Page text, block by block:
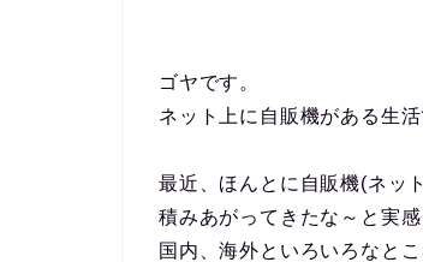
ゴヤです。
ネット上に自販機がある生活
最近、ほんとに自販機(ネッ
積みあがってきたな～と実感
国内、海外といろいろなと